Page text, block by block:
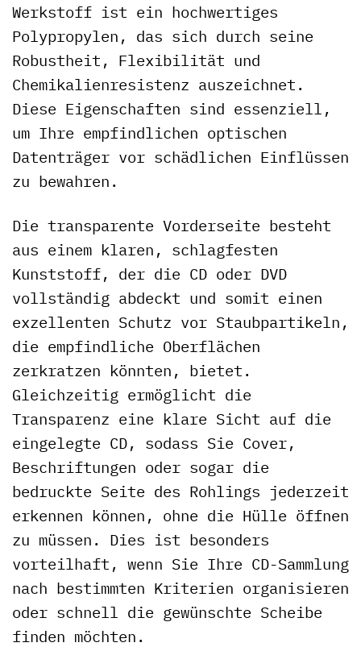
Werkstoff ist ein hochwertiges
Polypropylen, das sich durch seine
Robustheit, Flexibilität und
Chemikalienresistenz auszeichnet.
Diese Eigenschaften sind essenziell,
um Ihre empfindlichen optischen
Datenträger vor schädlichen Einflüssen
zu bewahren.
Die transparente Vorderseite besteht
aus einem klaren, schlagfesten
Kunststoff, der die CD oder DVD
vollständig abdeckt und somit einen
exzellenten Schutz vor Staubpartikeln,
die empfindliche Oberflächen
zerkratzen könnten, bietet.
Gleichzeitig ermöglicht die
Transparenz eine klare Sicht auf die
eingelegte CD, sodass Sie Cover,
Beschriftungen oder sogar die
bedruckte Seite des Rohlings jederzeit
erkennen können, ohne die Hülle öffnen
zu müssen. Dies ist besonders
vorteilhaft, wenn Sie Ihre CD-Sammlung
nach bestimmten Kriterien organisieren
oder schnell die gewünschte Scheibe
finden möchten.